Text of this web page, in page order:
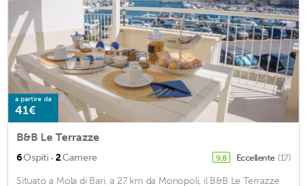
a partire da
41€
B&B Le Terrazze
6Ospiti · 2Camere 9,8 Eccellente (17)
Situato a Mola di Bari, a 27 km da Monopoli, il B&B Le Terrazze